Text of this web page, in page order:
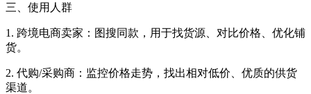
三、使用人群
1. 跨境电商卖家：图搜同款，用于找货源、对比价格、优化铺
货。
2. 代购/采购商：监控价格走势，找出相对低价、优质的供货
渠道。